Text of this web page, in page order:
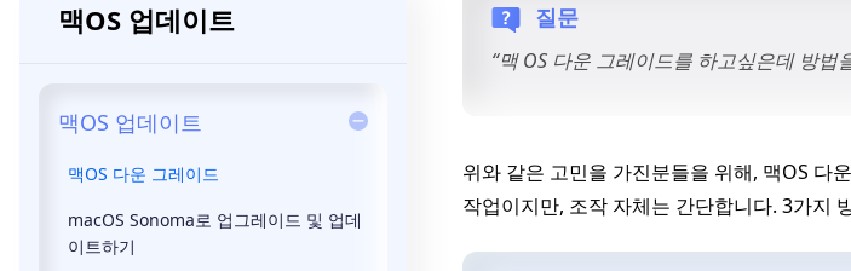
Mac 문제 무료 복구
맥OS 업데이트
맥OS 업데이트
맥OS 다운 그레이드
macOS Sonoma로 업그레이드 및 업데
이트하기
질문
“맥 OS 다운 그레이드를 하고싶은데 방법
위와 같은 고민을 가진분들을 위해, 맥OS 다
작업이지만, 조작 자체는 간단합니다. 3가지